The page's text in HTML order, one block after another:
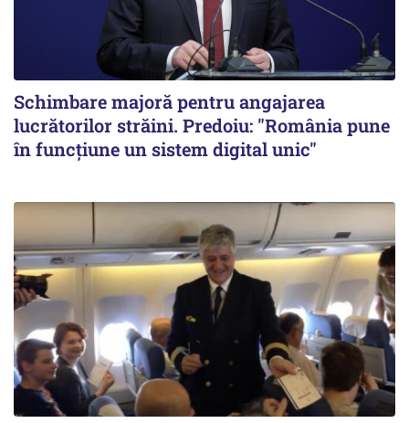
Schimbare majoră pentru angajarea
lucrătorilor străini. Predoiu: "România pune
în funcțiune un sistem digital unic"